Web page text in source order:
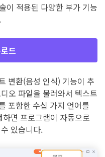
이 적용된 다양한 부가 기능
드
변환(음성 인식) 기능이 추
오 파일을 불러와서 텍스트
포함한 수십 가지 언어를
면 프로그램이 자동으로
있습니다.